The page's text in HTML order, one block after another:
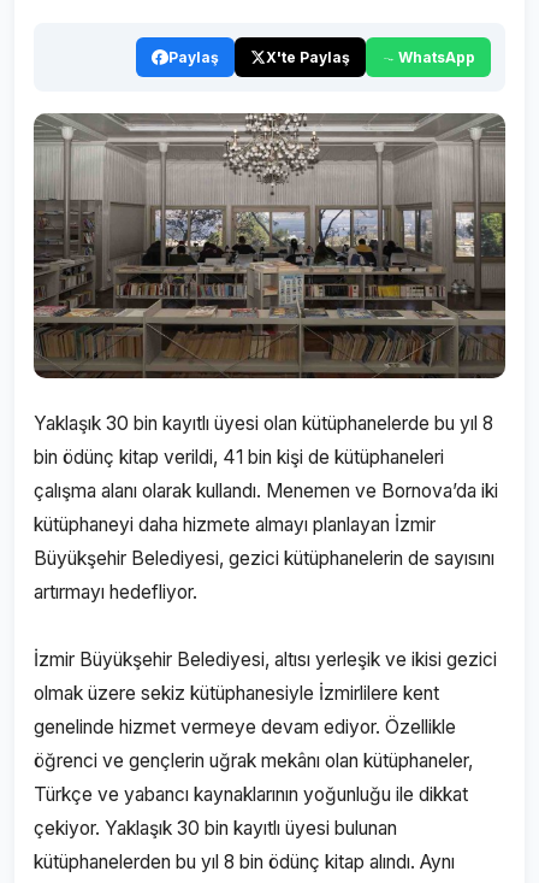
Paylaş X'te Paylaş WhatsApp
Yaklaşık 30 bin kayıtlı üyesi olan kütüphanelerde bu yıl 8
bin ödünç kitap verildi, 41 bin kişi de kütüphaneleri
çalışma alanı olarak kullandı. Menemen ve Bornova’da iki
kütüphaneyi daha hizmete almayı planlayan İzmir
Büyükşehir Belediyesi, gezici kütüphanelerin de sayısını
artırmayı hedefliyor.
İzmir Büyükşehir Belediyesi, altısı yerleşik ve ikisi gezici
olmak üzere sekiz kütüphanesiyle İzmirlilere kent
genelinde hizmet vermeye devam ediyor. Özellikle
öğrenci ve gençlerin uğrak mekânı olan kütüphaneler,
Türkçe ve yabancı kaynaklarının yoğunluğu ile dikkat
çekiyor. Yaklaşık 30 bin kayıtlı üyesi bulunan
kütüphanelerden bu yıl 8 bin ödünç kitap alındı. Aynı